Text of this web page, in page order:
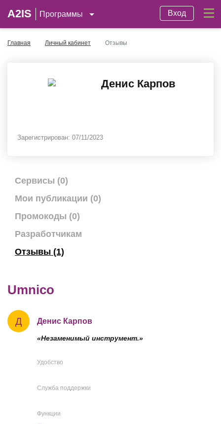
A2IS Программы Вход
Главная Личный кабинет Отзывы
Денис Карпов
Зарегистрирован: 07/11/2023
Сервисы (0)
Мои публикации (0)
Промокоды (0)
Разработчикам
Отзывы (1)
Umnico
Д Денис Карпов
«Незаменимый инструмент.»
Удобство
Служба поддержки
Функции